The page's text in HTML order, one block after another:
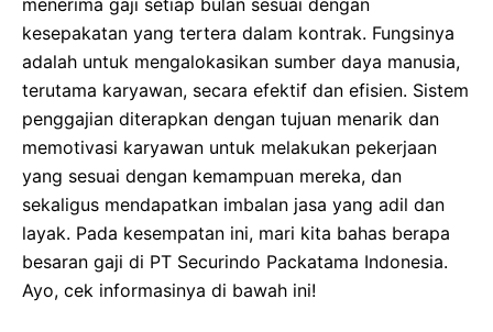
menerima gaji setiap bulan sesuai dengan
kesepakatan yang tertera dalam kontrak. Fungsinya
adalah untuk mengalokasikan sumber daya manusia,
terutama karyawan, secara efektif dan efisien. Sistem
penggajian diterapkan dengan tujuan menarik dan
memotivasi karyawan untuk melakukan pekerjaan
yang sesuai dengan kemampuan mereka, dan
sekaligus mendapatkan imbalan jasa yang adil dan
layak. Pada kesempatan ini, mari kita bahas berapa
besaran gaji di PT Securindo Packatama Indonesia.
Ayo, cek informasinya di bawah ini!